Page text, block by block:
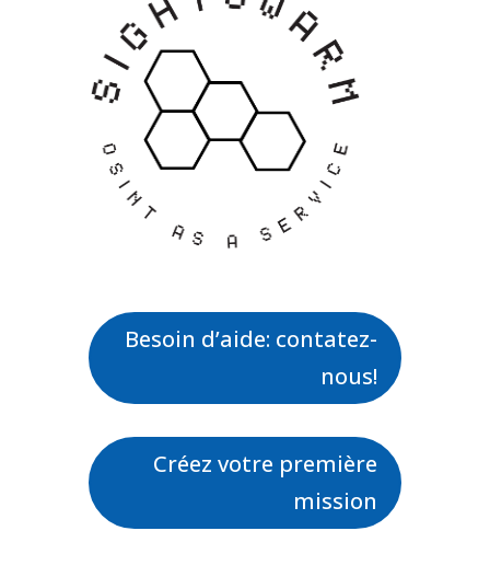
Besoin d’aide: contatez-
nous!
Créez votre première
mission